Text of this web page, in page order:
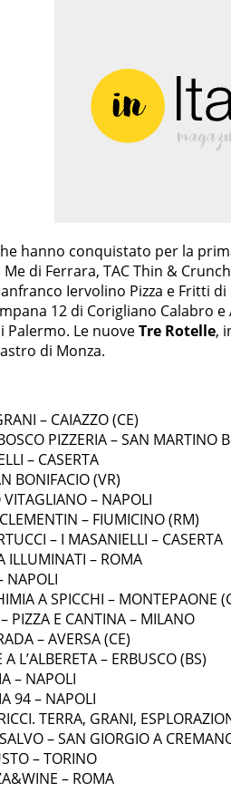
hanno conquistato per la
di Ferrara, TAC Thin &
Iervolino Pizza e Fritti
12 di Corigliano Calabro
Palermo. Le nuoveTre Rotelle,
di Monza.
– CAIAZZO (CE)
PIZZERIA – SAN MARTINO
– CASERTA
BONIFACIO (VR)
– NAPOLI
– FIUMICINO (RM)
– I MASANIELLI – CASERTA
ILLUMINATI – ROMA
NAPOLI
A SPICCHI – MONTEPAONE
PIZZA E CANTINA – MILANO
– AVERSA (CE)
A L’ALBERETA – ERBUSCO (BS)
– NAPOLI
94 – NAPOLI
TERRA, GRANI,
– SAN GIORGIO A
– TORINO
– ROMA